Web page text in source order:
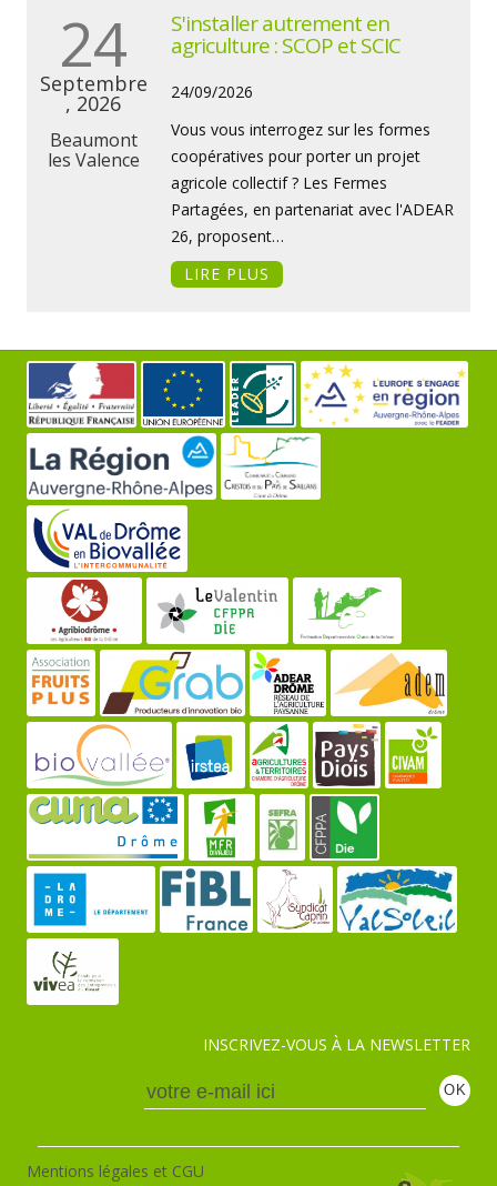
24
Septembre
, 2026
Beaumont
les Valence
S'installer autrement en
agriculture : SCOP et SCIC
24/09/2026
Vous vous interrogez sur les formes
coopératives pour porter un projet
agricole collectif ? Les Fermes
Partagées, en partenariat avec l'ADEAR
26, proposent…
LIRE PLUS
INSCRIVEZ-VOUS À LA NEWSLETTER
Mentions légales et CGU